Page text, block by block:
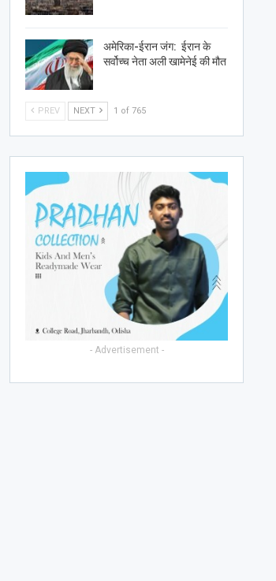
अमेरिका-ईरान जंग: ईरान के
सर्वोच्च नेता अली खामेनेई की मौत
PREV NEXT 1 of 765
- Advertisement -